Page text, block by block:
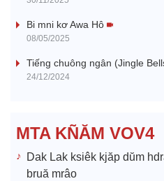
i
Bi mni kơ Awa Hô
08/05/2025
Tiếng chuông ngân (Jingle
24/12/2024
MTA KÑĂM VOV4
Dak Lak ksiêk kjăp dŭm
bruă mrâo